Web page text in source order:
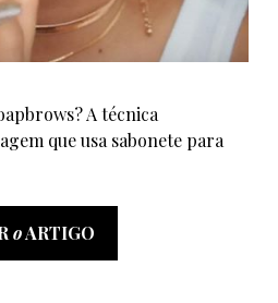
A técnica
que usa sabonete para
oARTIGO